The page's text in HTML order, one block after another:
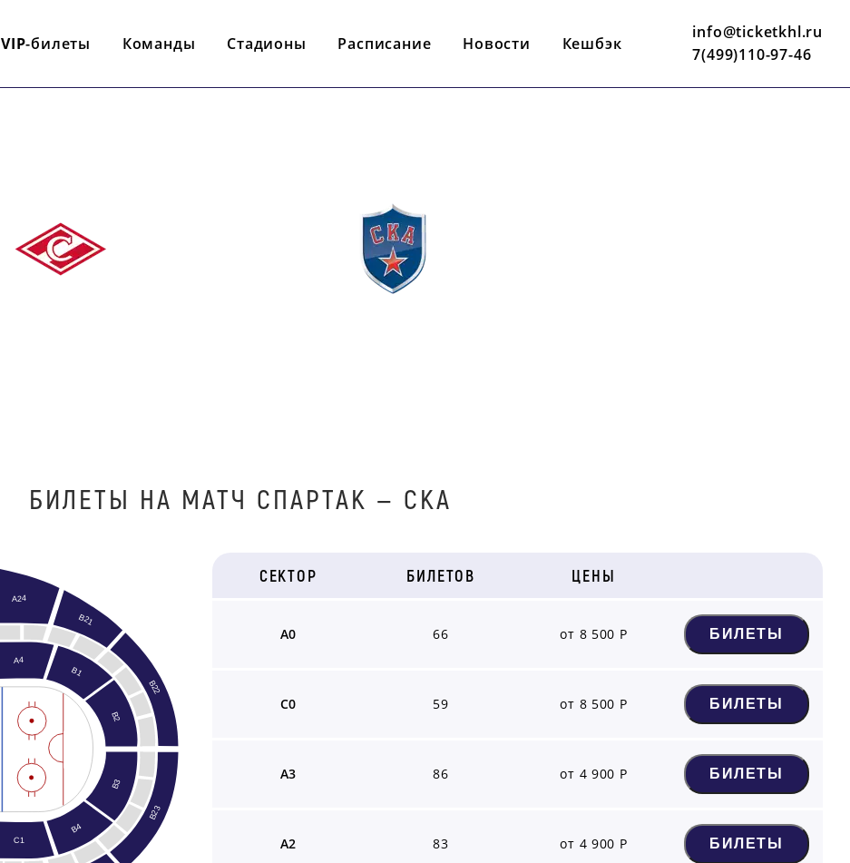
VIP-билеты Команды Стадионы Расписание Новости Кешбэк
info@ticketkhl.ru
7(499)110-97-46
БИЛЕТЫ НА МАТЧ СПАРТАК — СКА
B23
C1
A4
B1
B2
B4
B3
A24
B21
B22
СЕКТОР БИЛЕТОВ ЦЕНЫ
A0 66 от 8 500 Р БИЛЕТЫ
C0 59 от 8 500 Р БИЛЕТЫ
A3 86 от 4 900 Р БИЛЕТЫ
A2 83 от 4 900 Р БИЛЕТЫ